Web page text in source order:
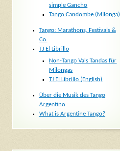
simple Gancho
Tango Candombe (Milonga)
Tango: Marathons, Festivals &
Co.
TJ El Librillo
Non-Tango Vals Tandas für
Milongas
TJ El Librillo (English)
Über die Musik des Tango
Argentino
What is Argentine Tango?